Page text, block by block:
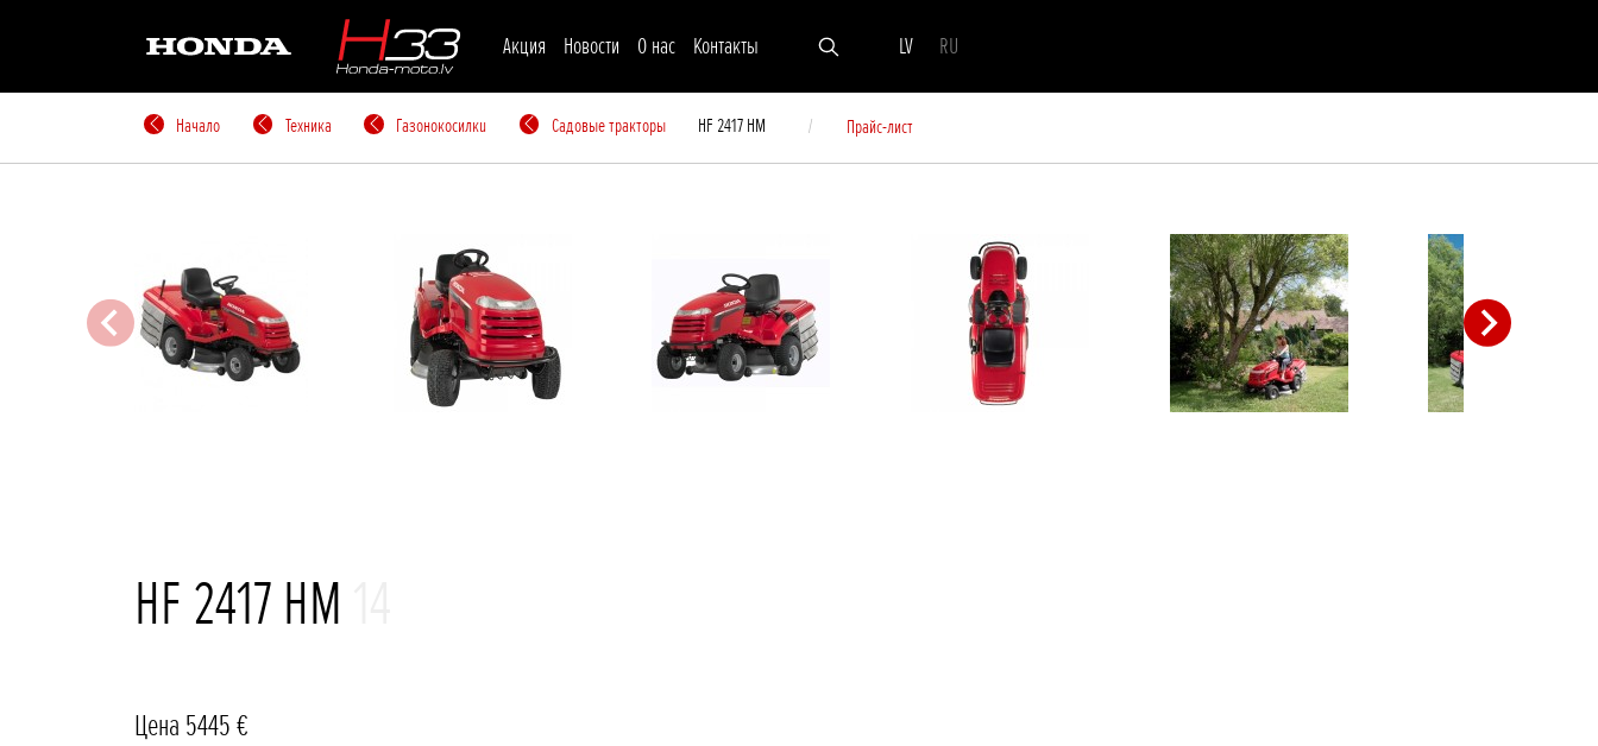
Акция Новости О нас Контакты LV RU
Начало Техника Газонокосилкu Садовые тракторы HF 2417 HM Прайс-лист
HF 2417 HM
Цена 5445 €